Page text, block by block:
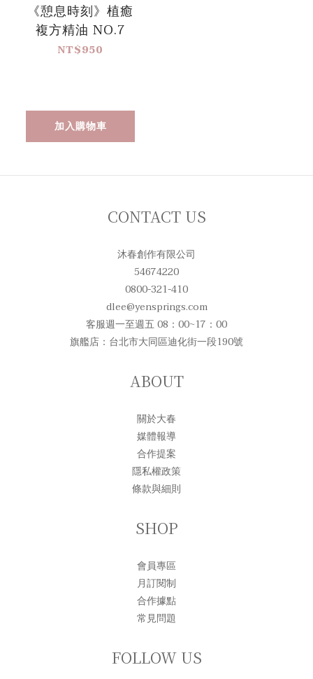
《憩息時刻》植癒
複方精油 NO.7
NT$950
加入購物車
CONTACT US
沐春創作有限公司
54674220
0800-321-410
dlee@yensprings.com
客服週一至週五 08：00~17：00
旗艦店：台北市大同區迪化街一段190號
ABOUT
關於大春
媒體報導
合作提案
隱私權政策
條款與細則
SHOP
會員專區
月訂閱制
合作據點
常見問題
FOLLOW US